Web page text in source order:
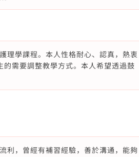
理學課程。本人性格耐心、認真，熱衷
需要調整教學方式。本人希望透過鼓
利，曾經有補習經驗，善於溝通，能夠